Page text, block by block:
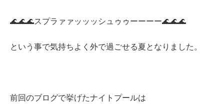
🌊🌊🌊スプラァァッッッシュゥゥーーーー🌊🌊🌊
という事で気持ちよく外で過ごせる夏となりました。
前回のブログで挙げたナイトプールは